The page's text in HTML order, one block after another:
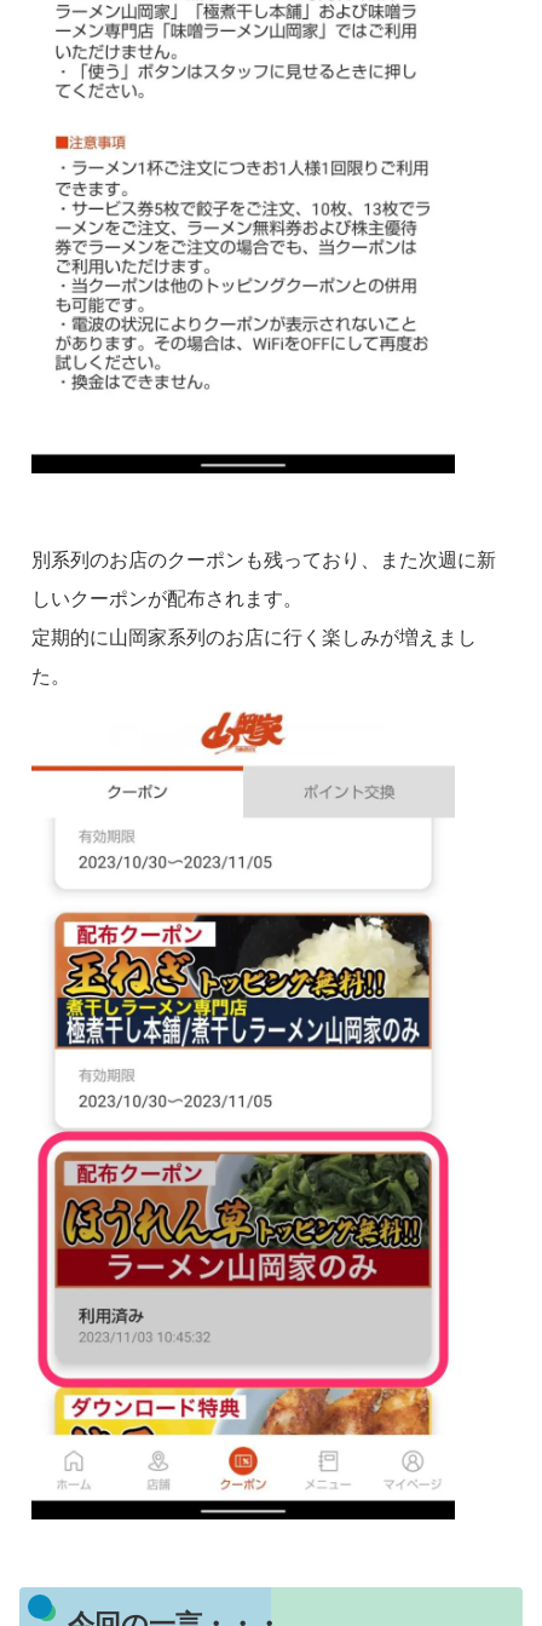
別系列のお店のクーポンも残っており、また次週に新
しいクーポンが配布されます。
定期的に山岡家系列のお店に行く楽しみが増えまし
た。